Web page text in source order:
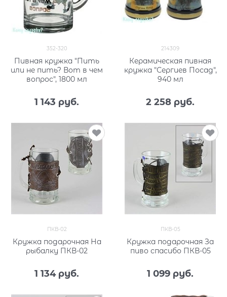
352-320
Пивная кружка "Пить
или не пить? Вот в чем
вопрос", 1800 мл
1 143 руб.
214309
Керамическая пивная
кружка "Сергиев Посад",
940 мл
2 258 руб.
ПКВ-02
Кружка подарочная На
рыбалку ПКВ-02
1 134 руб.
ПКВ-05
Кружка подарочная За
пиво спасибо ПКВ-05
1 099 руб.